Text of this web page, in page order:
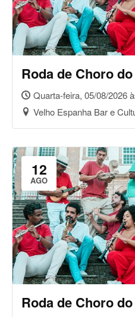
Roda de Choro
Quarta-feira, 05/08/2026
Velho Espanha Bar e
12
AGO
Roda de Choro